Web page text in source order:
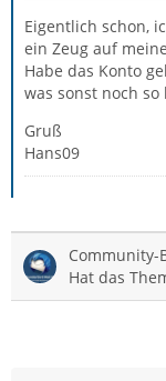
Eigentlich schon,
ein Zeug auf
Habe das Konto
was sonst noch so
Gruß
Hans09
Community-
Hat das